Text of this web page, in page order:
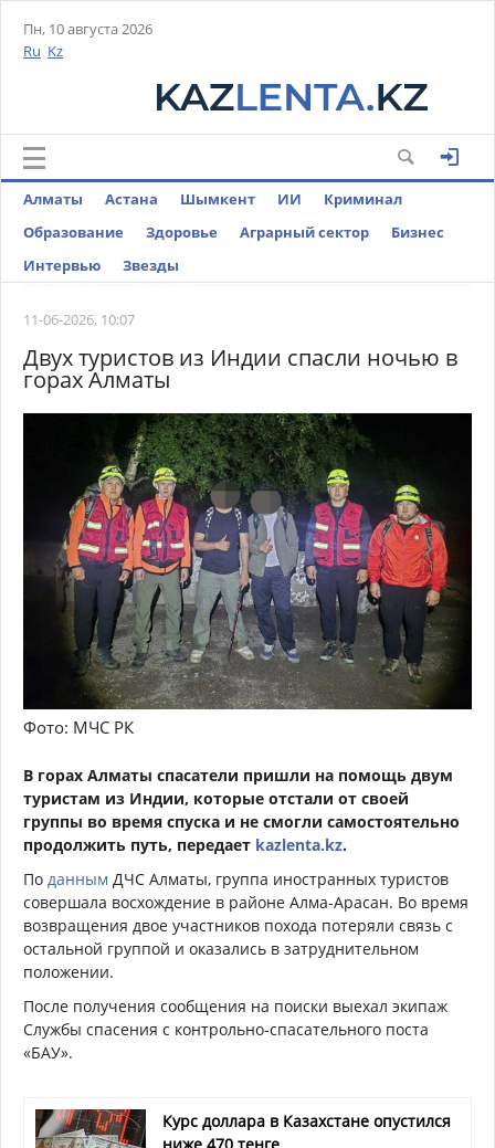
Пн, 10 августа 2026
Ru Kz
Алматы Астана Шымкент ИИ
Криминал
Образование
Здоровье Аграрный сектор
Бизнес
Интервью
Звезды
11-06-2026, 10:07
Двух туристов из Индии спасли ночью в
горах Алматы
Фото: МЧС РК
В горах Алматы спасатели пришли на помощь двум
туристам из Индии, которые отстали от своей
группы во время спуска и не смогли самостоятельно
продолжить путь, передает kazlenta.kz.
По данным ДЧС Алматы, группа иностранных туристов
совершала восхождение в районе Алма-Арасан. Во время
возвращения двое участников похода потеряли связь с
остальной группой и оказались в затруднительном
положении.
После получения сообщения на поиски выехал экипаж
Службы спасения с контрольно-спасательного поста
«БАУ».
Курс доллара в Казахстане опустился
ниже 470 тенге